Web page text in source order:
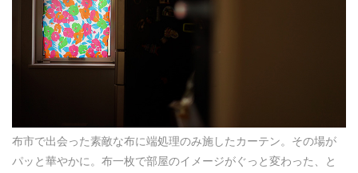
布市で出会った素敵な布に端処理のみ施したカーテン。その場が
パッと華やかに。布一枚で部屋のイメージがぐっと変わった、と